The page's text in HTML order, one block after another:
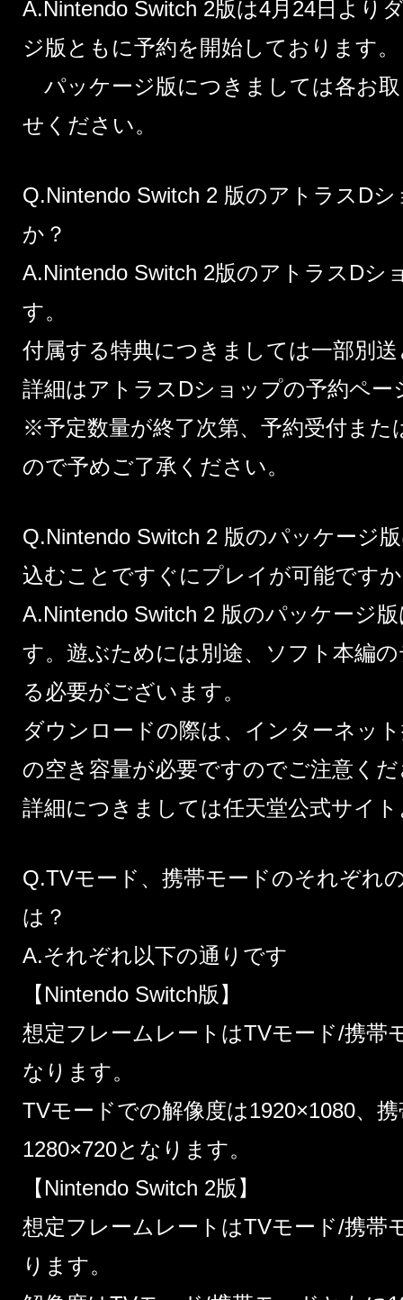
A.Nintendo Switch 2版は4月24日より
ジ版ともに予約を開始しております。
パッケージ版につきましては各お
せください。
Q.Nintendo Switch 2 版のアトラスD
か？
A.Nintendo Switch 2版のアトラスDシ
す。
付属する特典につきましては一部別
詳細はアトラスDショップの予約ペー
※予定数量が終了次第、予約受付また
ので予めご了承ください。
Q.Nintendo Switch 2 版のパッケージ
込むことですぐにプレイが可能です
A.Nintendo Switch 2 版のパッケージ
す。遊ぶためには別途、ソフト本編
る必要がございます。
ダウンロードの際は、インターネッ
の空き容量が必要ですのでご注意く
詳細につきましては任天堂公式サイト
Q.TVモード、携帯モードのそれぞれ
は？
A.それぞれ以下の通りです
【Nintendo Switch版】
想定フレームレートはTVモード/携帯
なります。
TVモードでの解像度は1920×1080、
1280×720となります。
【Nintendo Switch 2版】
想定フレームレートはTVモード/携帯
ります。